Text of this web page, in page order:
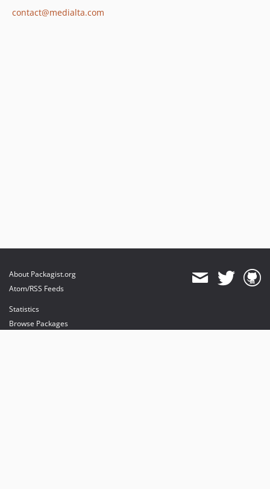
contact@medialta.com
About Packagist.org
Atom/RSS Feeds
Statistics
Browse Packages